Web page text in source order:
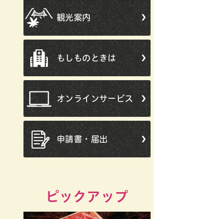
観光案内
もしものときは
オンラインサービス
申請書・届出
ピックアップ